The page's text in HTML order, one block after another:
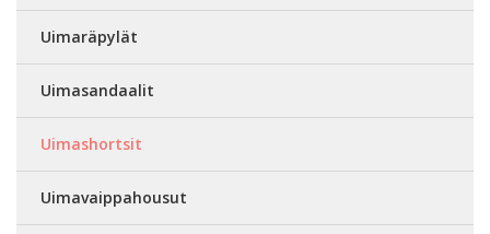
Uimaräpylät
Uimasandaalit
Uimashortsit
Uimavaippahousut